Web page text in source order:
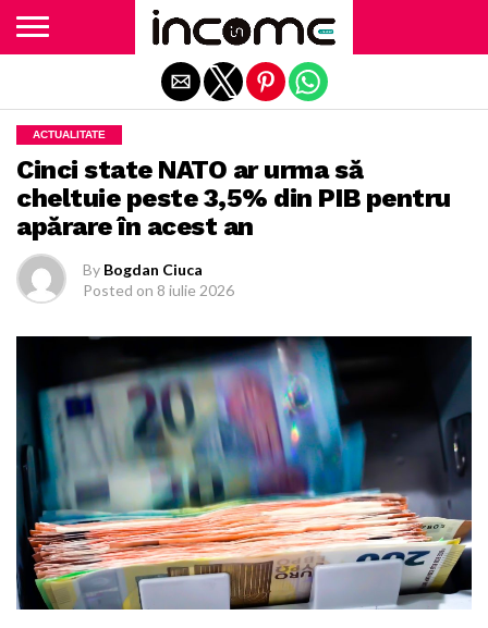
ACTUALITATE
Cinci state NATO ar urma să
cheltuie peste 3,5% din PIB pentru
apărare în acest an
By Bogdan Ciuca
Posted on 8 iulie 2026
Exit mobile version